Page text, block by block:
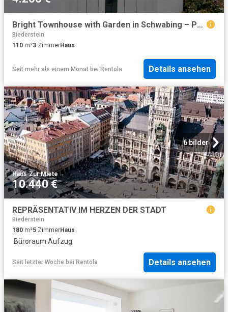
Bright Townhouse with Garden in Schwabing – Perfect for Families or Project Teams
Biederstein
110 m²3 ZimmerHaus
Seit mehr als einem Monat bei Rentola Details ansehen
6 bilder
Haus·Zur Miete
10.440 €
REPRÄSENTATIV IM HERZEN DER STADT
Biederstein
180 m²5 ZimmerHaus
·Büroraum·Aufzug
Seit letzter Woche bei Rentola Details ansehen